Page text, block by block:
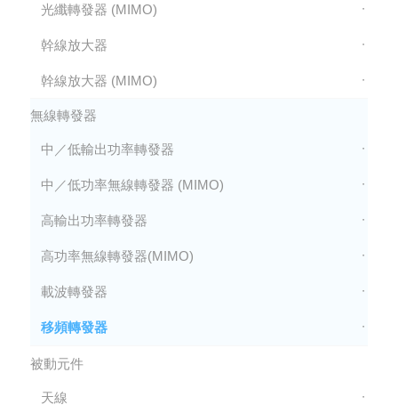
光纖轉發器 (MIMO)
幹線放大器
幹線放大器 (MIMO)
無線轉發器
中／低輸出功率轉發器
中／低功率無線轉發器 (MIMO)
高輸出功率轉發器
高功率無線轉發器(MIMO)
載波轉發器
移頻轉發器
被動元件
天線